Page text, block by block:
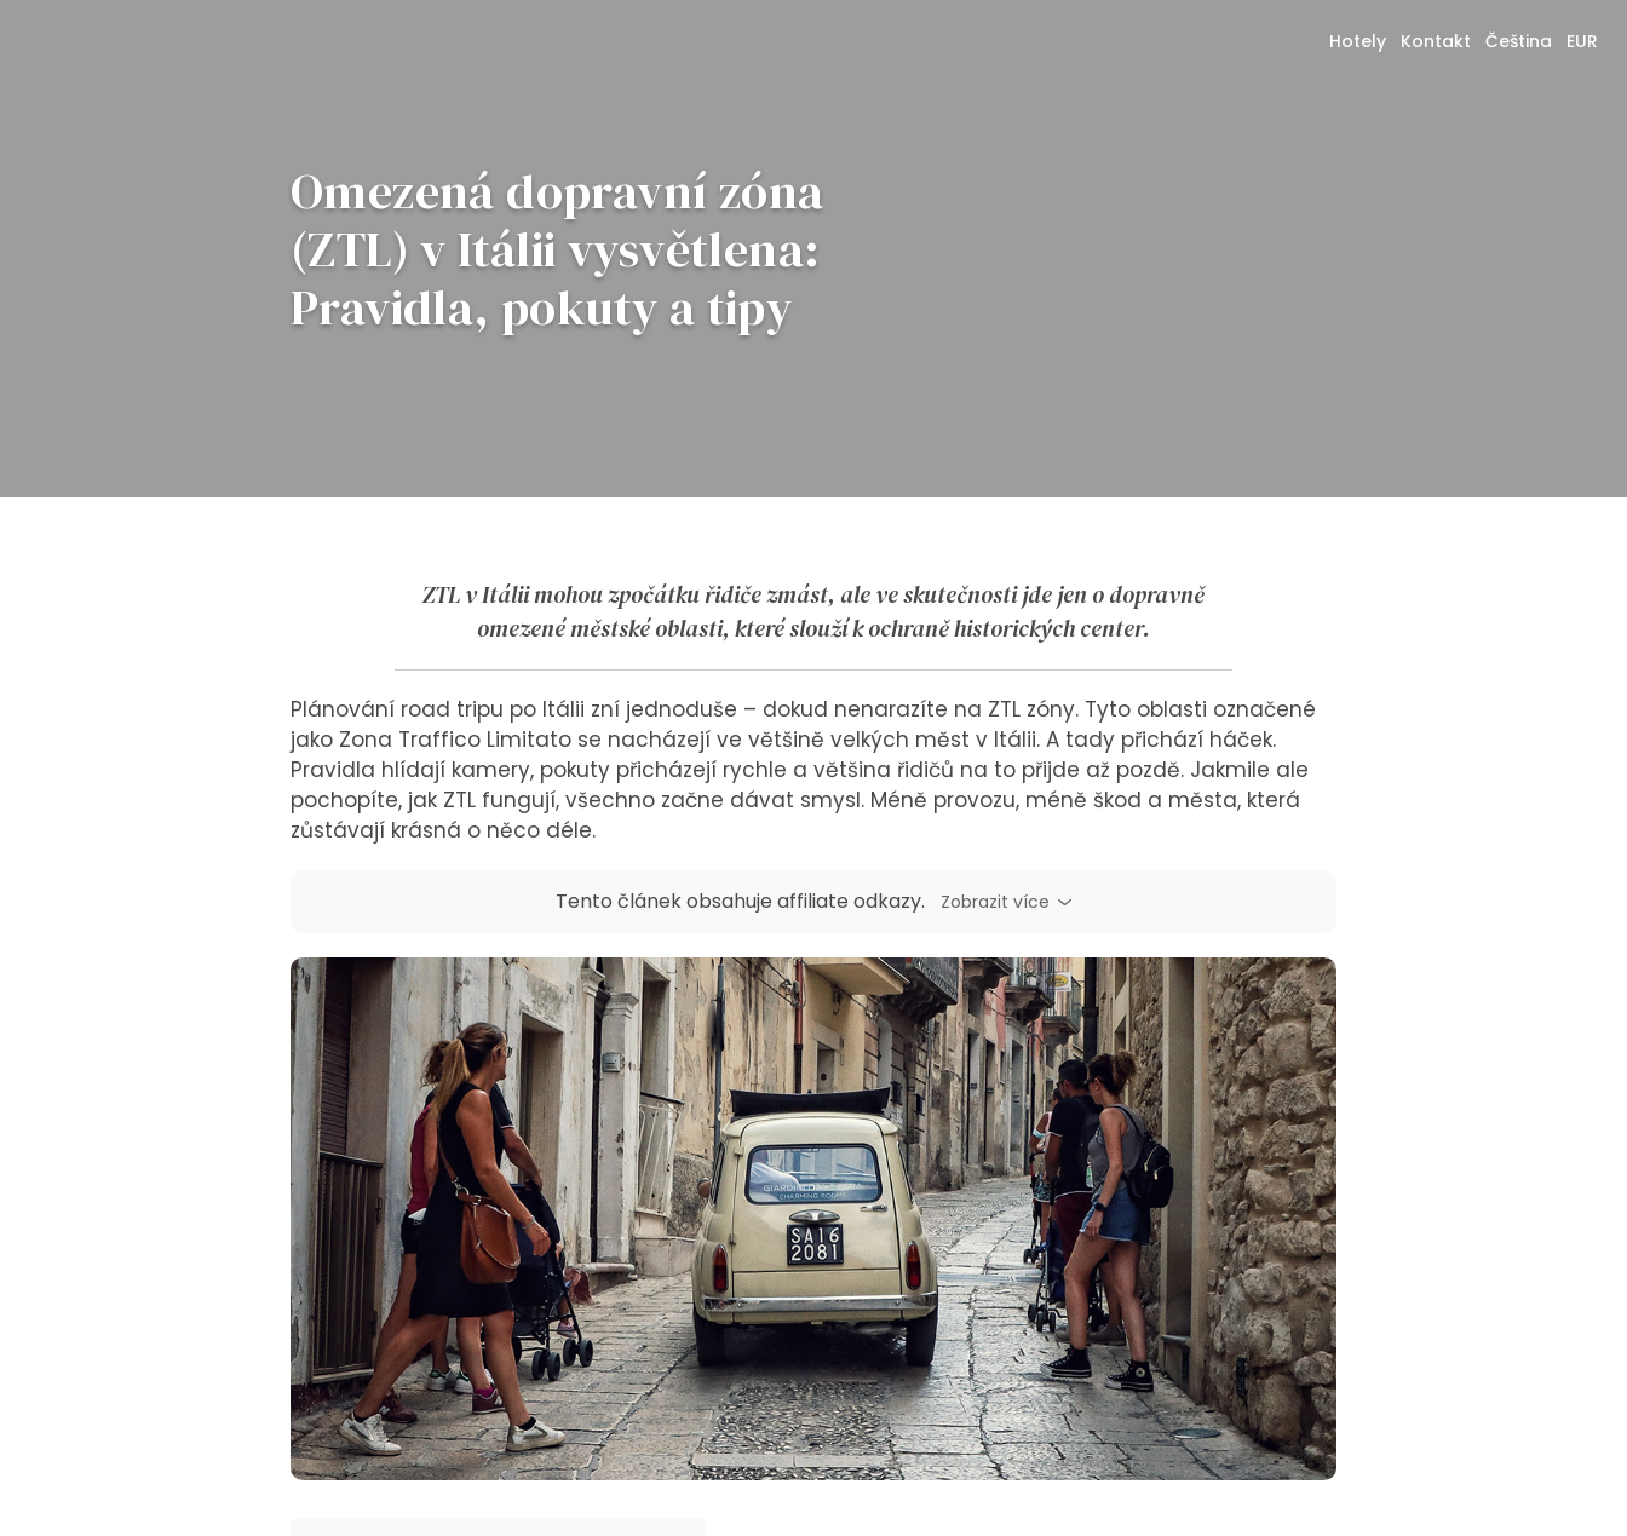
Hotely Kontakt Čeština EUR
Omezená dopravní zóna
(ZTL) v Itálii vysvětlena:
Pravidla, pokuty a tipy
ZTL v Itálii mohou zpočátku řidiče zmást, ale ve skutečnosti jde jen o dopravně
omezené městské oblasti, které slouží k ochraně historických center.
Plánování road tripu po Itálii zní jednoduše – dokud nenarazíte na ZTL zóny. Tyto oblasti označené
jako Zona Traffico Limitato se nacházejí ve většině velkých měst v Itálii. A tady přichází háček.
Pravidla hlídají kamery, pokuty přicházejí rychle a většina řidičů na to přijde až pozdě. Jakmile ale
pochopíte, jak ZTL fungují, všechno začne dávat smysl. Méně provozu, méně škod a města, která
zůstávají krásná o něco déle.
Tento článek obsahuje affiliate odkazy. Zobrazit více